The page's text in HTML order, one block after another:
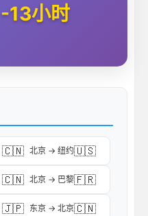
13小时
🇨🇳 北京 → 纽约🇺🇸
🇨🇳 北京 → 巴黎🇫🇷
🇯🇵 东京 → 北京🇨🇳